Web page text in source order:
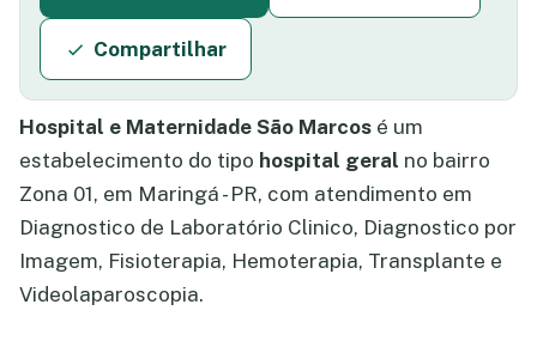
Compartilhar
Hospital e Maternidade São Marcos é um
estabelecimento do tipo hospital geral no bairro
Zona 01, em Maringá - PR, com atendimento em
Diagnostico de Laboratório Clinico, Diagnostico por
Imagem, Fisioterapia, Hemoterapia, Transplante e
Videolaparoscopia.